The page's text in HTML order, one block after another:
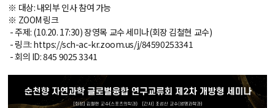
※ 대상: 내외부 인사 참여 가능
※ ZOOM 링크
- 주제: (10.20. 17:30) 장영목 교수 세미나(회장 김철현 교수)
- 링크: https://sch-ac-kr.zoom.us/j/84590253341
- 회의 ID: 845 9025 3341